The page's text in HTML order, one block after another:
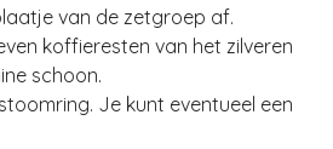
van de zetgroep af.
koffieresten van het zilveren
schoon.
Je kunt eventueel een